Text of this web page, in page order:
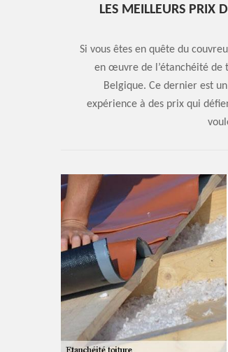
LES MEILLEURS PRIX
Si vous êtes en quête du
en œuvre de l’étanchéité de
Belgique. Ce dernier est
expérience à des prix qui